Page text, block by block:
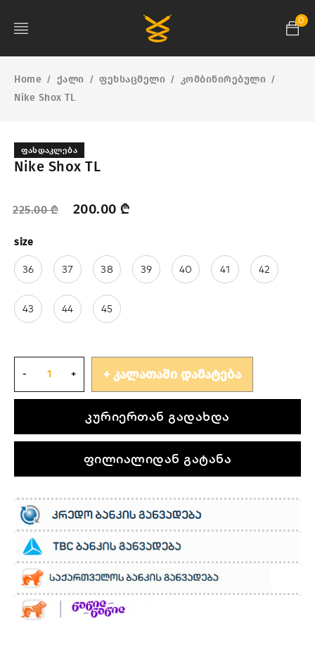
0
Home / ქალი / ფეხსაცმელი / კომბინირებული /
Nike Shox TL
ᲤᲐᲡᲓᲐᲙᲚᲔᲑᲐ
Nike Shox TL
225.00₾ 200.00 ₾
size
36 37 38 39 40 41 42
43 44 45
ᲙᲐᲚᲐᲗᲐᲨᲘ ᲓᲐᲛᲐᲢᲔᲑᲐ
კურიერთან გადახდა
ფილიალიდან გატანა